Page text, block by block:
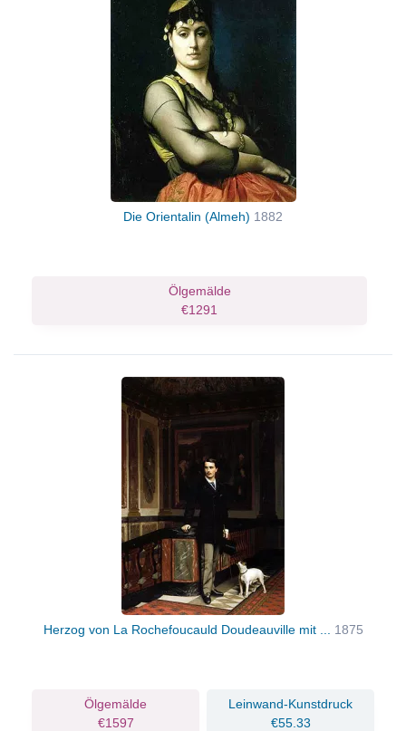
Die Orientalin (Almeh) 1882
Ölgemälde
€1291
Herzog von La Rochefoucauld Doudeauville mit ... 1875
Ölgemälde
€1597
Leinwand-Kunstdruck
€55.33